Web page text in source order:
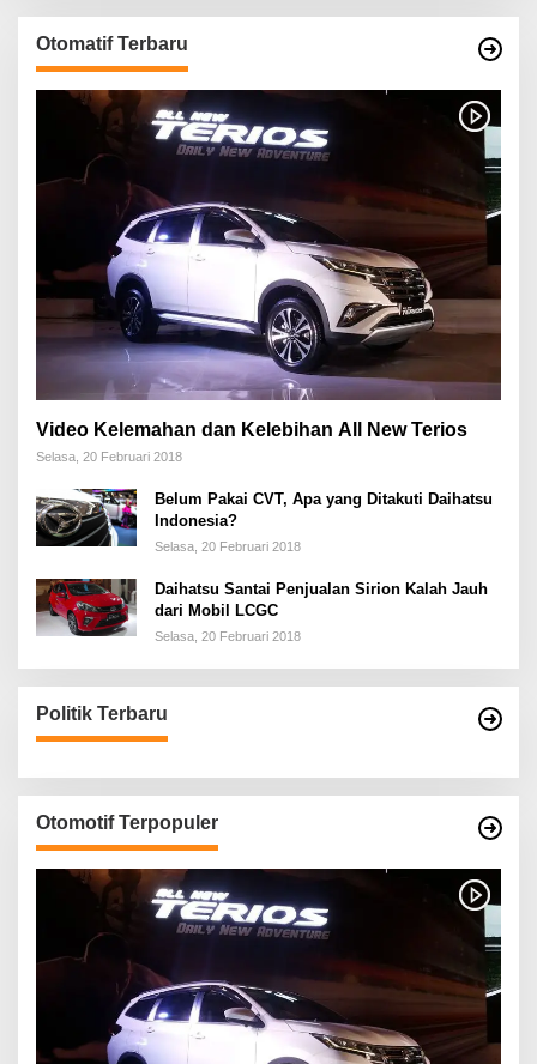
Otomatif Terbaru
Video Kelemahan dan Kelebihan All New Terios
Selasa, 20 Februari 2018
Belum Pakai CVT, Apa yang Ditakuti Daihatsu
Indonesia?
Selasa, 20 Februari 2018
Daihatsu Santai Penjualan Sirion Kalah Jauh
dari Mobil LCGC
Selasa, 20 Februari 2018
Politik Terbaru
Otomotif Terpopuler